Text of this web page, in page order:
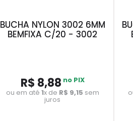
BUCHA NYLON 3002 6MM
BEMFIXA C/20 - 3002
R$ 8,88 no PIX
ou em até 1x de R$ 9,15 sem
juros